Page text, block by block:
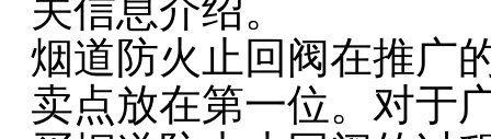
关信息介绍。
烟道防火止回阀在推广
卖点放在第一位。对于